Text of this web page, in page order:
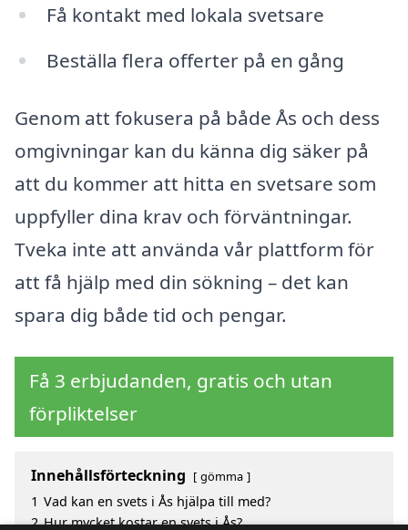
Få kontakt med lokala svetsare
Beställa flera offerter på en gång
Genom att fokusera på både Ås och dess
omgivningar kan du känna dig säker på
att du kommer att hitta en svetsare som
uppfyller dina krav och förväntningar.
Tveka inte att använda vår plattform för
att få hjälp med din sökning – det kan
spara dig både tid och pengar.
Få 3 erbjudanden, gratis och utan
förpliktelser
Innehållsförteckning gömma
1 Vad kan en svets i Ås hjälpa till med?
2 Hur mycket kostar en svets i Ås?